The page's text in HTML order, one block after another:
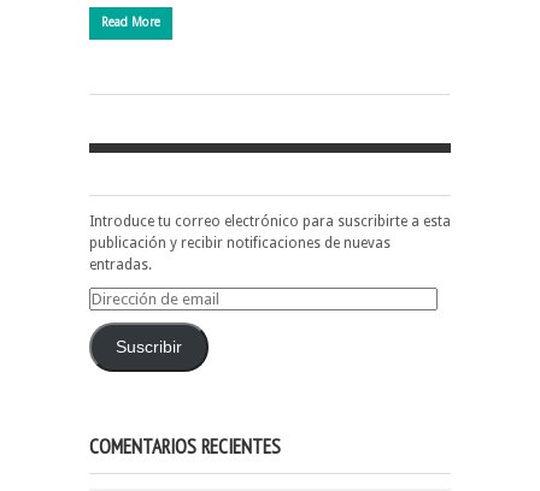
Read More
Introduce tu correo electrónico para suscribirte a esta
publicación y recibir notificaciones de nuevas
entradas.
Dirección
emailSuscribir
COMENTARIOS RECIENTES